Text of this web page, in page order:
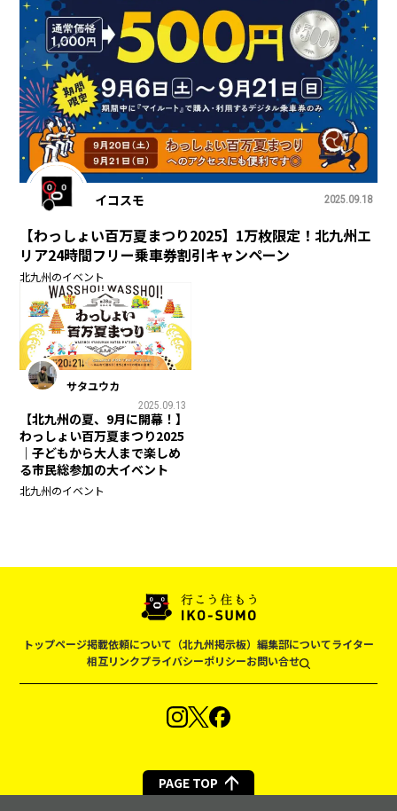
イコスモ 2025.09.18
【わっしょい百万夏まつり2025】1万枚限定！北九州エ
リア24時間フリー乗車券割引キャンペーン
北九州のイベント
サタユウカ
2025.09.13
【北九州の夏、9月に開幕！】
わっしょい百万夏まつり2025
｜子どもから大人まで楽しめ
る市民総参加の大イベント
北九州のイベント
トップページ掲載依頼について（北九州掲示板） 編集部についてライター
相互リンクプライバシーポリシーお問い合せ
PAGE TOP